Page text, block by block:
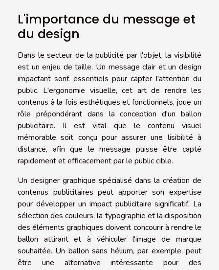
L'importance du message et
du design
Dans le secteur de la publicité par l'objet, la visibilité
est un enjeu de taille. Un message clair et un design
impactant sont essentiels pour capter l'attention du
public. L'ergonomie visuelle, cet art de rendre les
contenus à la fois esthétiques et fonctionnels, joue un
rôle prépondérant dans la conception d'un ballon
publicitaire. Il est vital que le contenu visuel
mémorable soit conçu pour assurer une lisibilité à
distance, afin que le message puisse être capté
rapidement et efficacement par le public cible.
Un designer graphique spécialisé dans la création de
contenus publicitaires peut apporter son expertise
pour développer un impact publicitaire significatif. La
sélection des couleurs, la typographie et la disposition
des éléments graphiques doivent concourir à rendre le
ballon attirant et à véhiculer l'image de marque
souhaitée. Un ballon sans hélium, par exemple, peut
être une alternative intéressante pour des